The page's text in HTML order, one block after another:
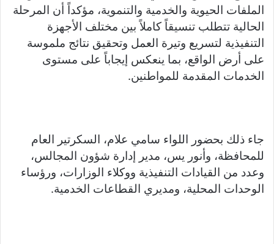
o
o
k
p
p
n
g
er
n
k
m
e
الملفات الحيوية والخدمية والتنموية، مؤكداً أن المرحلة
الحالية تتطلب تنسيقاً كاملاً بين مختلف الأجهزة
التنفيذية لتسريع وتيرة العمل وتحقيق نتائج ملموسة
على أرض الواقع، بما ينعكس إيجاباً على مستوى
الخدمات المقدمة للمواطنين.
جاء ذلك بحضور اللواء سامي علام، السكرتير العام
للمحافظة، وأنور يس، مدير إدارة شؤون المجالس،
وعدد من القيادات التنفيذية ووكلاء الوزارات، ورؤساء
الوحدات المحلية، ومديري القطاعات الخدمية.